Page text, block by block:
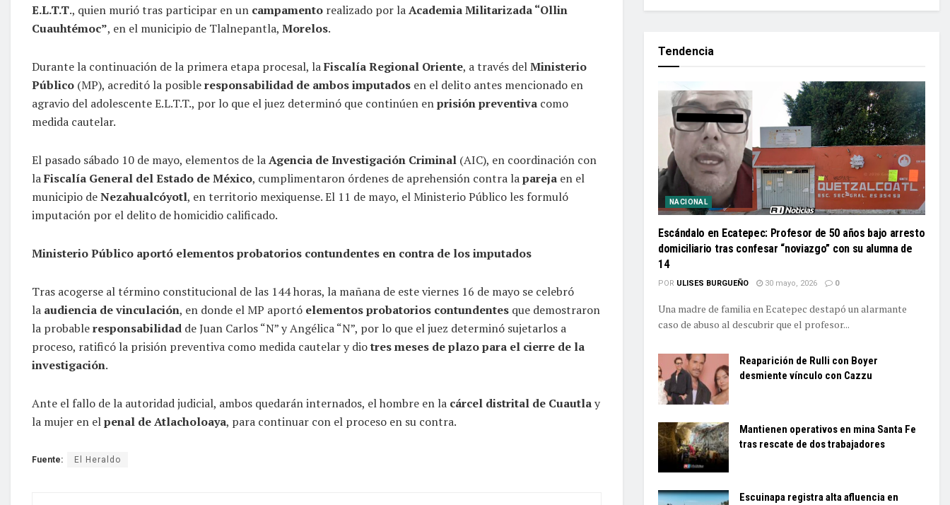
E.L.T.T., quien murió tras participar en un campamento realizado por laAcademia Militarizada “Ollin
Cuauhtémoc”, en el municipio de Tlalnepantla, Morelos.
Durante la continuación de la primera etapa procesal, laFiscalía Regional Oriente, a través delMinisterio
Público (MP), acreditó la posibleresponsabilidad de ambos imputados en el delito antes mencionado en
agravio del adolescente E.L.T.T., por lo que el juez determinó que continúen enprisión preventiva como
medida cautelar.
El pasado sábado 10 de mayo, elementos de laAgencia de Investigación Criminal (AIC), en coordinación con
laFiscalía General del Estado de México, cumplimentaron órdenes de aprehensión contra lapareja en el
municipio deNezahualcóyotl, en territorio mexiquense. El 11 de mayo, el Ministerio Público les formuló
imputación por el delito de homicidio calificado.
Ministerio Público aportó elementos probatorios contundentes en contra de los imputados
Tras acogerse al término constitucional de las 144 horas, la mañana de este viernes 16 de mayo se celebró
la audiencia de vinculación, en donde el MP aportó elementos probatorios contundentes que demostraron
la probableresponsabilidad de Juan Carlos “N” y Angélica “N”, por lo que el juez determinó sujetarlos a
proceso, ratificó la prisión preventiva como medida cautelar y diotres meses de plazo para el cierre de la
investigación.
Ante el fallo de la autoridad judicial, ambos quedarán internados, el hombre en la cárcel distrital de Cuautlay
la mujer en elpenal de Atlacholoaya, para continuar con el proceso en su contra.
Fuente: El Heraldo
Tendencia
NACIONAL
Escándalo en Ecatepec: Profesor de 50 años bajo arresto
domiciliario tras confesar “noviazgo” con su alumna de
14
POR ULISES BURGUEÑO 30 mayo, 2026 0
Una madre de familia en Ecatepec destapó un alarmante
caso de abuso al descubrir que el profesor...
Reaparición de Rulli con Boyer
desmiente vínculo con Cazzu
Mantienen operativos en mina Santa Fe
tras rescate de dos trabajadores
Escuinapa registra alta afluencia en